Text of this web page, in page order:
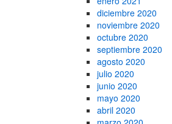
diciembre 2020
noviembre 2020
octubre 2020
septiembre 2020
agosto 2020
julio 2020
junio 2020
mayo 2020
abril 2020